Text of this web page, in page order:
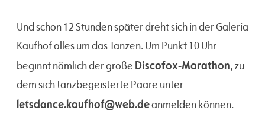
Und schon 12 Stunden später dreht sich in der Galeria
Kaufhof alles um das Tanzen. Um Punkt 10 Uhr
beginnt nämlich der große Discofox-Marathon, zu
dem sich tanzbegeisterte Paare unter
letsdance.kaufhof@web.deanmelden können.